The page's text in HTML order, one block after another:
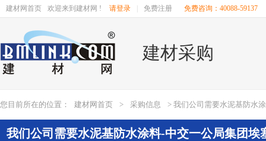
建材网首页 欢迎来到建材网 ! 请登录 免费注册 免费咨询：40088-59137
建材采购
您目前所在的位置： 建材网首页 > 采购信息 > 我们公司需要水泥基防水
我们公司需要水泥基防水涂料-中交一公局集团埃